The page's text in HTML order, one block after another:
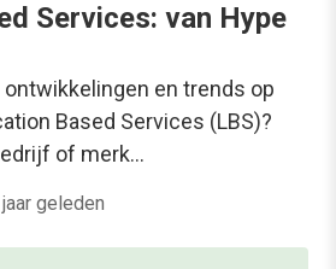
Services: van Hype
en trends op
Based Services (LBS)?
of merk…
geleden